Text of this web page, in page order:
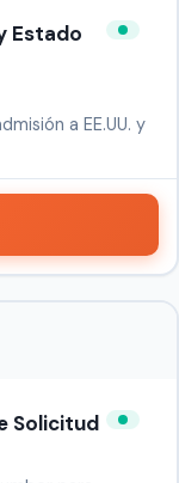
Estado
a EE.UU. y
Solicitud